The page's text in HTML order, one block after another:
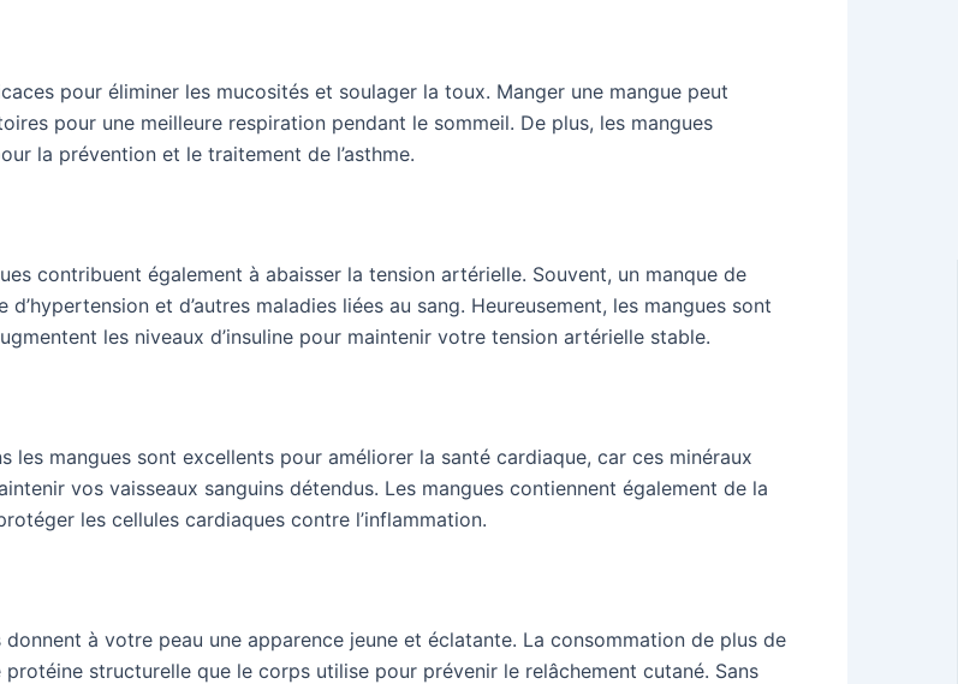
pour éliminer les mucosités et soulager la toux. Manger une mangue peut
pour une meilleure respiration pendant le sommeil. De plus, les mangues
la prévention et le traitement de l’asthme.
contribuent également à abaisser la tension artérielle. Souvent, un manque de
et d’autres maladies liées au sang. Heureusement, les mangues sont
les niveaux d’insuline pour maintenir votre tension artérielle stable.
les mangues sont excellents pour améliorer la santé cardiaque, car ces minéraux
vos vaisseaux sanguins détendus. Les mangues contiennent également de la
les cellules cardiaques contre l’inflammation.
à votre peau une apparence jeune et éclatante. La consommation de plus de
structurelle que le corps utilise pour prévenir le relâchement cutané. Sans